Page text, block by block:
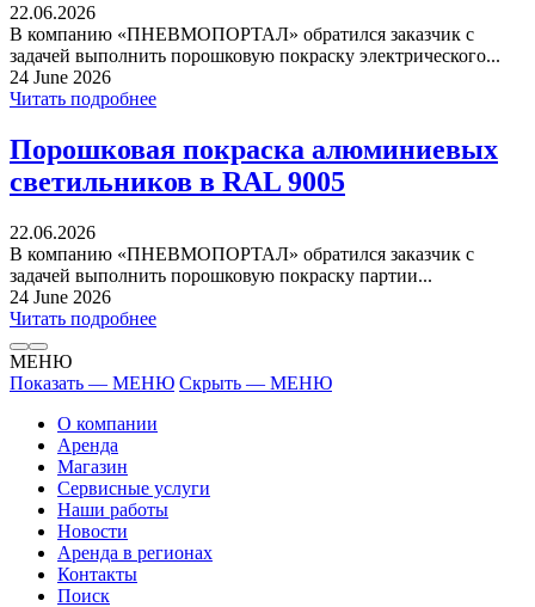
22.06.2026
В компанию «ПНЕВМОПОРТАЛ» обратился заказчик с
задачей выполнить порошковую покраску электрического...
24 June 2026
Читать подробнее
Порошковая покраска алюминиевых
светильников в RAL 9005
22.06.2026
В компанию «ПНЕВМОПОРТАЛ» обратился заказчик с
задачей выполнить порошковую покраску партии...
24 June 2026
Читать подробнее
МЕНЮ
Показать — МЕНЮ Скрыть — МЕНЮ
О компании
Аренда
Магазин
Сервисные услуги
Наши работы
Новости
Аренда в регионах
Контакты
Поиск